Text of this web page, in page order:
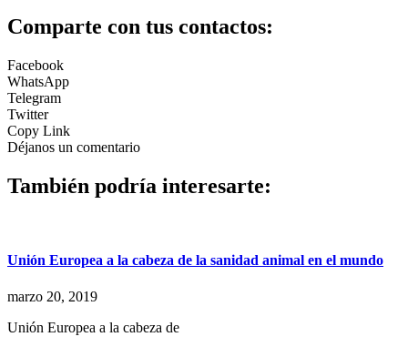
Comparte con tus contactos:
Facebook
WhatsApp
Telegram
Twitter
Copy Link
Déjanos un comentario
También podría interesarte:
Unión Europea a la cabeza de la sanidad animal en el mundo
marzo 20, 2019
Unión Europea a la cabeza de